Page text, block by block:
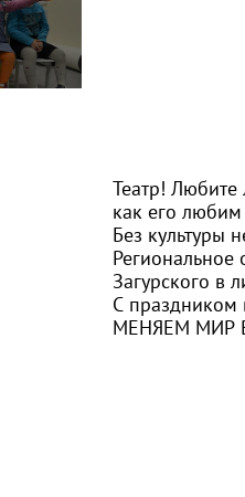
Театр! Любите
как его
Без культуры
Региональное
Загурского в
С праздником
МЕНЯЕМ МИР